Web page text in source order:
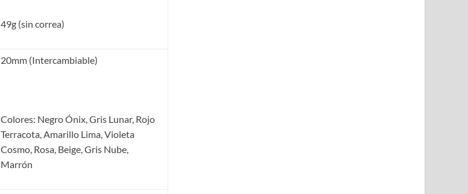
49g (sin correa)
20mm (Intercambiable)
Colores: Negro Ónix, Gris Lunar, Rojo
Terracota, Amarillo Lima, Violeta
Cosmo, Rosa, Beige, Gris Nube,
Marrón